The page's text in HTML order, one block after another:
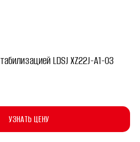
LDSJ XZ22J-A1-03
УЗНАТЬ ЦЕНУ